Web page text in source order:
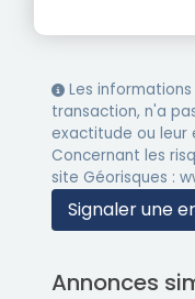
Les
transaction, n'a
exactitude ou leur
Concernant les
site Géorisques :
Signaler une
Annonces